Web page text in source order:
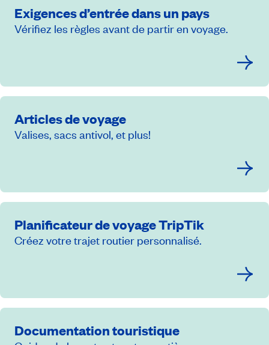
Exigences d’entrée dans un pays
Vérifiez les règles avant de partir en voyage.
Articles de voyage
Valises, sacs antivol, et plus!
Planificateur de voyage TripTik
Créez votre trajet routier personnalisé.
Documentation touristique